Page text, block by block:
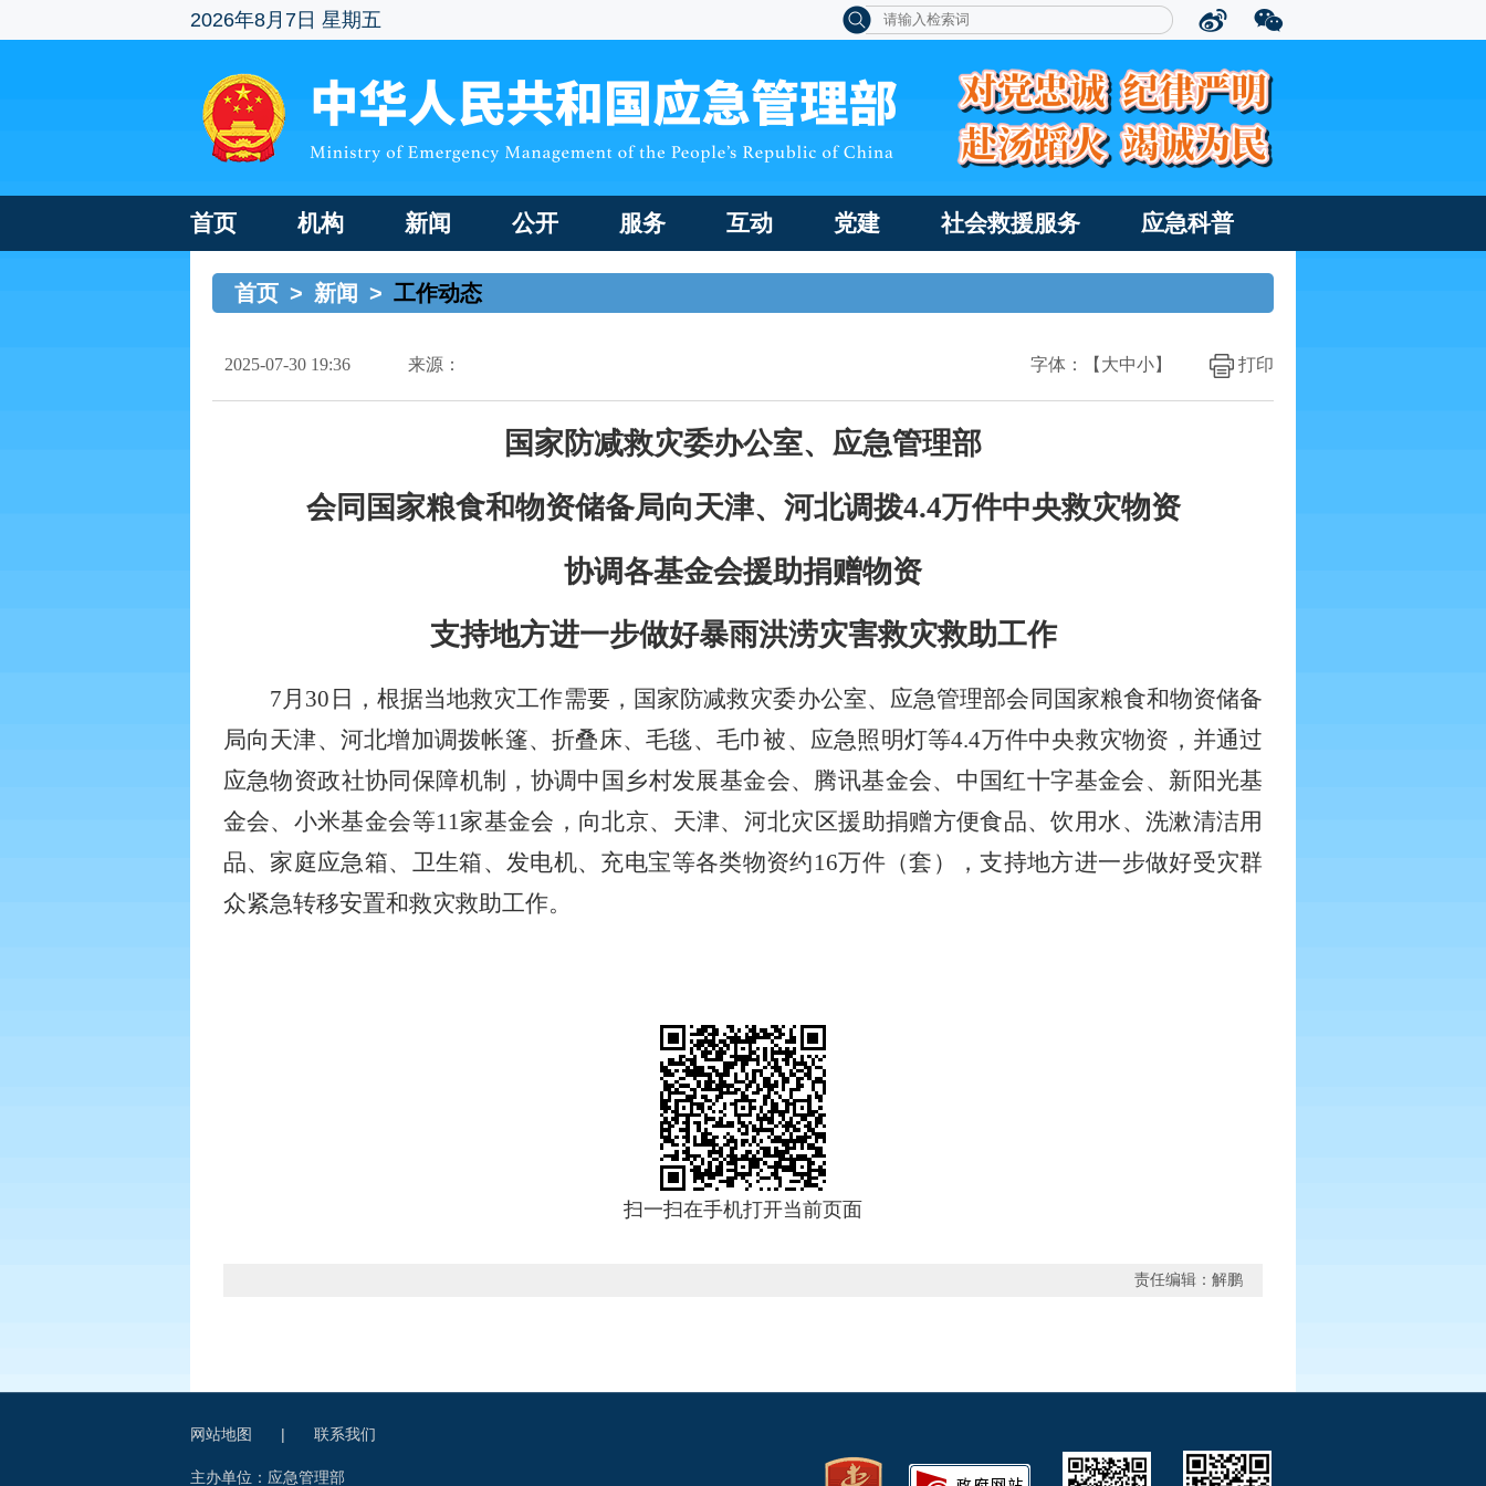
2026年8月7日 星期五
首页 机构 新闻 公开 服务 互动 党建 社会救援服务 应急科普
首页 > 新闻 > 工作动态
2025-07-30 19:36 来源： 打印
字体：【 大中小】
国家防减救灾委办公室、应急管理部
会同国家粮食和物资储备局向天津、河北调拨4.4万件中央救灾物资
协调各基金会援助捐赠物资
支持地方进一步做好暴雨洪涝灾害救灾救助工作
7月 30 日，根据当地救灾工作需要，国家防减救灾委办公室、应急管理部会同国家粮食和物资储备
局向天津、河北增加调拨帐篷、折叠床、毛毯、毛巾被、应急照明灯等4.4万件中央救灾物资，并通过
应急物资政社协同保障机制，协调中国乡村发展基金会、腾讯基金会、中国红十字基金会、新阳光基
金会、小米基金会等11家基金会，向北京、天津、河北灾区援助捐赠方便食品、饮用水、洗漱清洁用
品、家庭应急箱、卫生箱、发电机、充电宝等各类物资约16万件（套），支持地方进一步做好受灾群
众紧急转移安置和救灾救助工作。
扫一扫在手机打开当前页面
责任编辑：解鹏
网站地图 | 联系我们
主办单位：应急管理部